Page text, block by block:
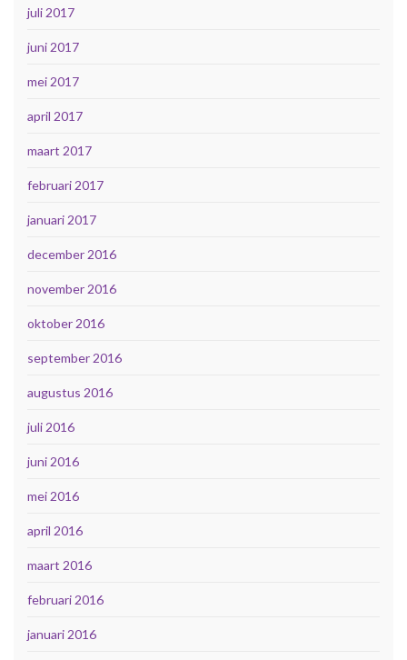
juli 2017
juni 2017
mei 2017
april 2017
maart 2017
februari 2017
januari 2017
december 2016
november 2016
oktober 2016
september 2016
augustus 2016
juli 2016
juni 2016
mei 2016
april 2016
maart 2016
februari 2016
januari 2016